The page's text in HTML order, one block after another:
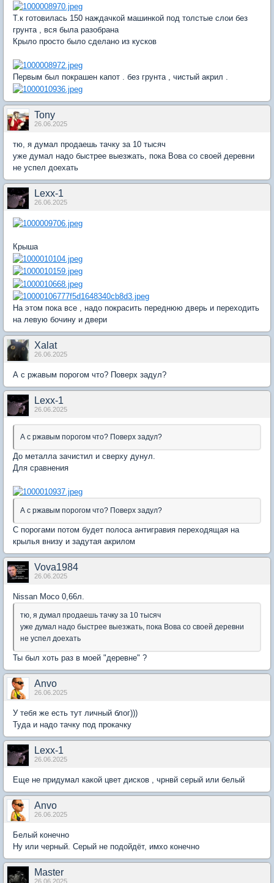
Т.к готовилась 150 наждачкой машинкой под толстые слои без
грунта , вся была разобрана
Крыло просто было сделано из кусков
Первым был покрашен капот . без грунта , чистый акрил .
Tony
26.06.2025
тю, я думал продаешь тачку за 10 тысяч
уже думал надо быстрее выезжать, пока Вова со своей деревни
не успел доехать
Lexx-1
26.06.2025
Крыша
На этом пока все , надо покрасить переднюю дверь и переходить
на левую бочину и двери
Xalat
26.06.2025
А с ржавым порогом что? Поверх задул?
Lexx-1
26.06.2025
А с ржавым порогом что? Поверх задул?
До металла зачистил и сверху дунул.
Для сравнения
А с ржавым порогом что? Поверх задул?
С порогами потом будет полоса антигравия переходящая на
крылья внизу и задутая акрилом
Vova1984
26.06.2025
Nissan Moco 0,66л.
тю, я думал продаешь тачку за 10 тысяч
уже думал надо быстрее выезжать, пока Вова со своей деревни
не успел доехать
Ты был хоть раз в моей "деревне" ?
Anvo
26.06.2025
У тебя же есть тут личный блог)))
Туда и надо тачку под прокачку
Lexx-1
26.06.2025
Еще не придумал какой цвет дисков , чрнвй серый или белый
Anvo
26.06.2025
Белый конечно
Ну или черный. Серый не подойдёт, имхо конечно
Мaster
26.06.2025